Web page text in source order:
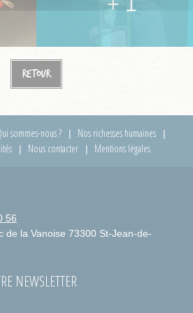
Retour
sommes-nous ?
Nos richesses humaines
Nous contacter Mentions légales
56
de la Vanoise 73300 St-Jean-de-
NEWSLETTER